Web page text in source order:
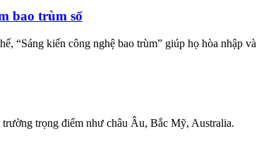
bao trùm số
“Sáng kiến công nghệ bao trùm” giúp họ hòa nhập
trọng điểm như châu Âu, Bắc Mỹ, Australia.